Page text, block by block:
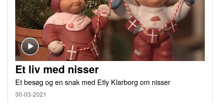
Et liv med nisser
Et besøg og en snak med Etly Klarborg om nisser
30-03-2021